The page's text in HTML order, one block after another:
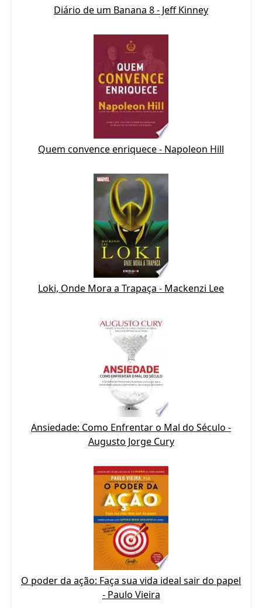
Diário de um Banana 8 - Jeff Kinney
Quem convence enriquece - Napoleon Hill
Loki, Onde Mora a Trapaça - Mackenzi Lee
Ansiedade: Como Enfrentar o Mal do Século -
Augusto Jorge Cury
O poder da ação: Faça sua vida ideal sair do papel
- Paulo Vieira